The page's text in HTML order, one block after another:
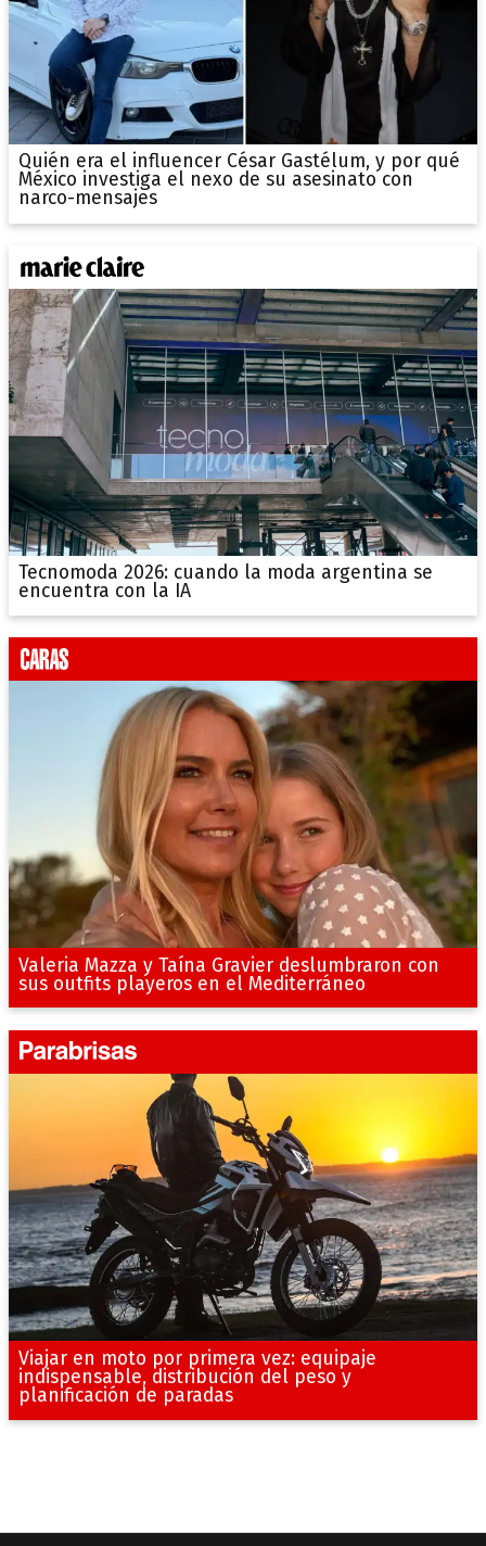
Quién era el influencer César Gastélum, y por qué
México investiga el nexo de su asesinato con
narco-mensajes
Tecnomoda 2026: cuando la moda argentina se
encuentra con la IA
Valeria Mazza y Taína Gravier deslumbraron con
sus outfits playeros en el Mediterráneo
Viajar en moto por primera vez: equipaje
indispensable, distribución del peso y
planificación de paradas